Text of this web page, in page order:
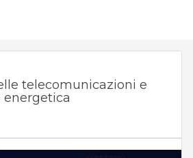
telecomunicazioni e